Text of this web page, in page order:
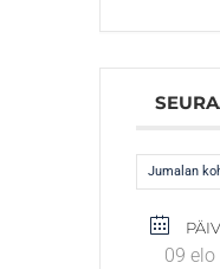
Jumalan
09 elo